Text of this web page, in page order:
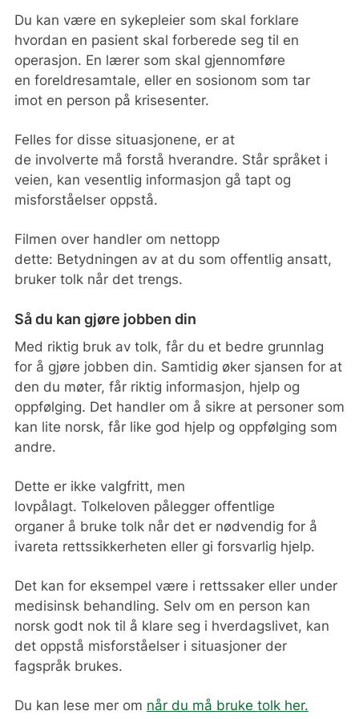
Du kan være en sykepleier som skal forklare
hvordan en pasient skal forberede seg til en
operasjon. En lærer som skal gjennomføre
en foreldresamtale, eller en sosionom som tar
imot en person på krisesenter.
Felles for disse situasjonene, er at
de involverte må forstå hverandre. Står språket i
veien, kan vesentlig informasjon gå tapt og
misforståelser oppstå.
Filmen over handler om nettopp
dette: Betydningen av at du som offentlig ansatt,
bruker tolk når det trengs.
Så du kan gjøre jobben din
Med riktig bruk av tolk, får du et bedre grunnlag
for å gjøre jobben din. Samtidig øker sjansen for at
den du møter, får riktig informasjon, hjelp og
oppfølging. Det handler om å sikre at personer som
kan lite norsk, får like god hjelp og oppfølging som
andre.
Dette er ikke valgfritt, men
lovpålagt. Tolkeloven pålegger offentlige
organer å bruke tolk når det er nødvendig for å
ivareta rettssikkerheten eller gi forsvarlig hjelp.
Det kan for eksempel være i rettssaker eller under
medisinsk behandling. Selv om en person kan
norsk godt nok til å klare seg i hverdagslivet, kan
det oppstå misforståelser i situasjoner der
fagspråk brukes.
Du kan lese mer om når du må bruke tolk her.